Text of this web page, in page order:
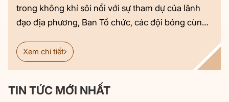
trong không khí sôi nổi với sự tham dự của lãnh
đạo địa phương, Ban Tổ chức, các đội bóng cùng
giải đấu, Công ty Cổ phần Đầu tư Phát triển N&G –
Chủ đầu tư Khu công nghiệp hỗ trợ và Đô thị dịch
thuộc hệ sinh thái N&G Group Việt Nam – vinh dự
Xem chi tiết
TIN TỨC MỚI NHẤT